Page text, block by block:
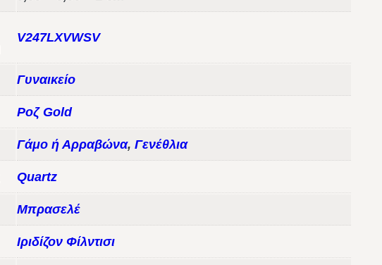
V247LXVWSV
Γυναικείο
Ροζ Gold
Γάμο ή Αρραβώνα, Γενέθλια
Quartz
Μπρασελέ
Ιριδίζον Φίλντισι